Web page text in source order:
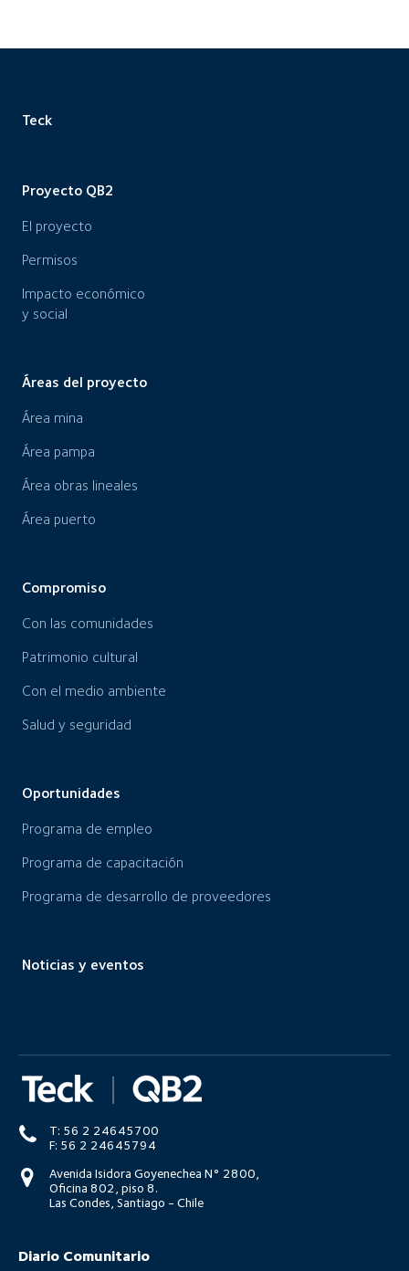
Teck
Proyecto QB2
El proyecto
Permisos
Impacto económico
y social
Áreas del proyecto
Área mina
Área pampa
Área obras lineales
Área puerto
Compromiso
Con las comunidades
Patrimonio cultural
Con el medio ambiente
Salud y seguridad
Oportunidades
Programa de empleo
Programa de capacitación
Programa de desarrollo de proveedores
Noticias y eventos
T: 56 2 24645700
F: 56 2 24645794
Avenida Isidora Goyenechea N° 2800,
Oficina 802, piso 8.
Las Condes, Santiago - Chile
Diario Comunitario